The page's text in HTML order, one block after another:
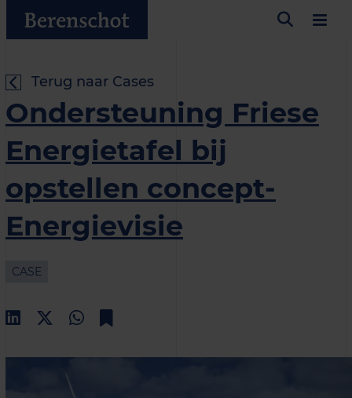
Terug naar Cases
Ondersteuning Friese
Energietafel bij
opstellen concept-
Energievisie
CASE